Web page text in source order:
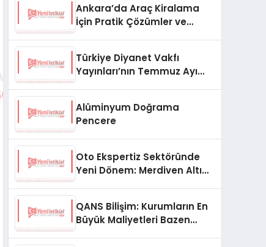
Ankara’da Araç Kiralama
İçin Pratik Çözümler ve
Türkiye Diyanet Vakfı
Yayınları’nın Temmuz Ayı
Alüminyum Doğrama
Pencere
Oto Ekspertiz Sektöründe
Yeni Dönem: Merdiven Altı
QANS Bilişim: Kurumların En
Büyük Maliyetleri Bazen